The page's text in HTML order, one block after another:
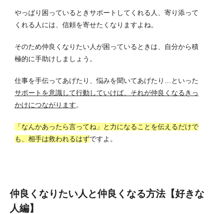
やっぱり困っているときサポートしてくれる人、寄り添って
くれる人には、信頼を寄せたくなりますよね。
そのため仲良くなりたい人が困っているときは、自分から積
極的に手助けしましょう。
仕事を手伝ってあげたり、悩みを聞いてあげたり…といった
サポートを意識して行動していけば、それが仲良くなるきっ
かけにつながります。
「なんかあったら言ってね」と力になることを伝えるだけで
も、相手は救われるはずですよ。
仲良くなりたい人と仲良くなる方法【好きな
人編】